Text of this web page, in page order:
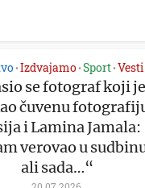
•Izdvajamo •Sport •Vesti
se fotograf koji je
čuvenu
i Lamina Jamala:
verovao u
ali sada…“